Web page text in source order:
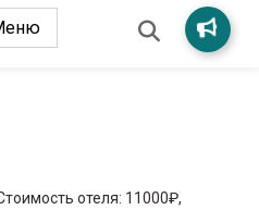
отеля: 11000₽,